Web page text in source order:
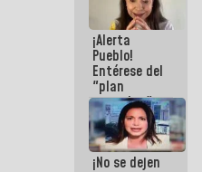
Viceministerio
de Energía
Eléctrica y
CORPOELEC
¡Alerta
Pueblo!
Entérese del
"plan
enjambre"
de La Sayo
para
sabotear el
diálogo y
¡No se dejen